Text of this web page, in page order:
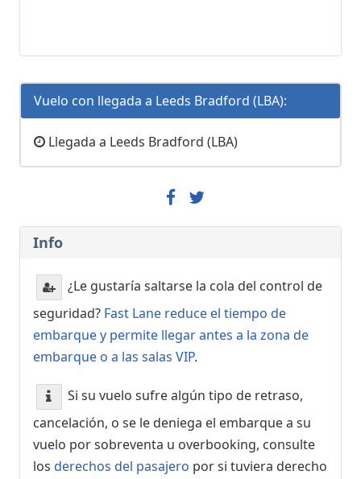
Vuelo con llegada a Leeds Bradford (LBA):
Llegada a Leeds Bradford (LBA)
Info
¿Le gustaría saltarse la cola del control de
seguridad? Fast Lane reduce el tiempo de
embarque y permite llegar antes a la zona de
embarque o a las salas VIP.
Si su vuelo sufre algún tipo de retraso,
cancelación, o se le deniega el embarque a su
vuelo por sobreventa u overbooking, consulte
los derechos del pasajero por si tuviera derecho